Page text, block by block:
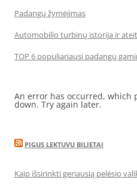
Padangų žymėjimas
Automobilio turbinų istorija ir
TOP 6 populiariausi padangų
An error has occurred, which
down. Try again later.
PIGUS LEKTUVU BILIETAI
Kaip išsirinkti geriausią pelėsio